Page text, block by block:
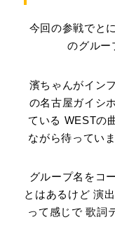
今回の参戦でと
のグルー
濱ちゃんがイン
の名古屋ガイシ
ている WESTの
ながら待ってい
グループ名をコ
とはあるけど 演
って感じで 歌詞